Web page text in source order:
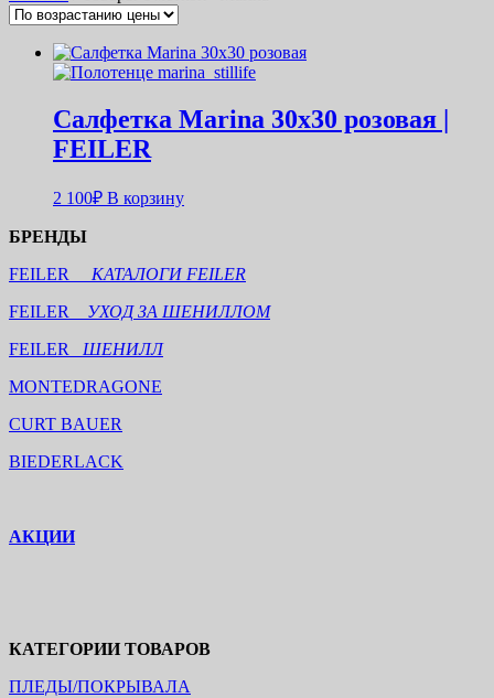
Салфетка Marina 30х30 розовая |
FEILER
2 100₽ В корзину
БРЕНДЫ
FEILER КАТАЛОГИ FEILER
FEILER УХОД ЗА ШЕНИЛЛОМ
FEILER ШЕНИЛЛ
MONTEDRAGONE
CURT BAUER
BIEDERLACK
АКЦИИ
КАТЕГОРИИ ТОВАРОВ
ПЛЕДЫ/ПОКРЫВАЛА